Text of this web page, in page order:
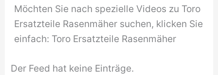
Möchten Sie nach spezielle Videos zu Toro
Ersatzteile Rasenmäher suchen, klicken Sie
einfach: Toro Ersatzteile Rasenmäher
Der Feed hat keine Einträge.